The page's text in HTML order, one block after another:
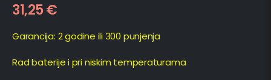
31,25€
Garancija: 2 godine ili 300 punjenja
Rad baterije i pri niskim temperaturama